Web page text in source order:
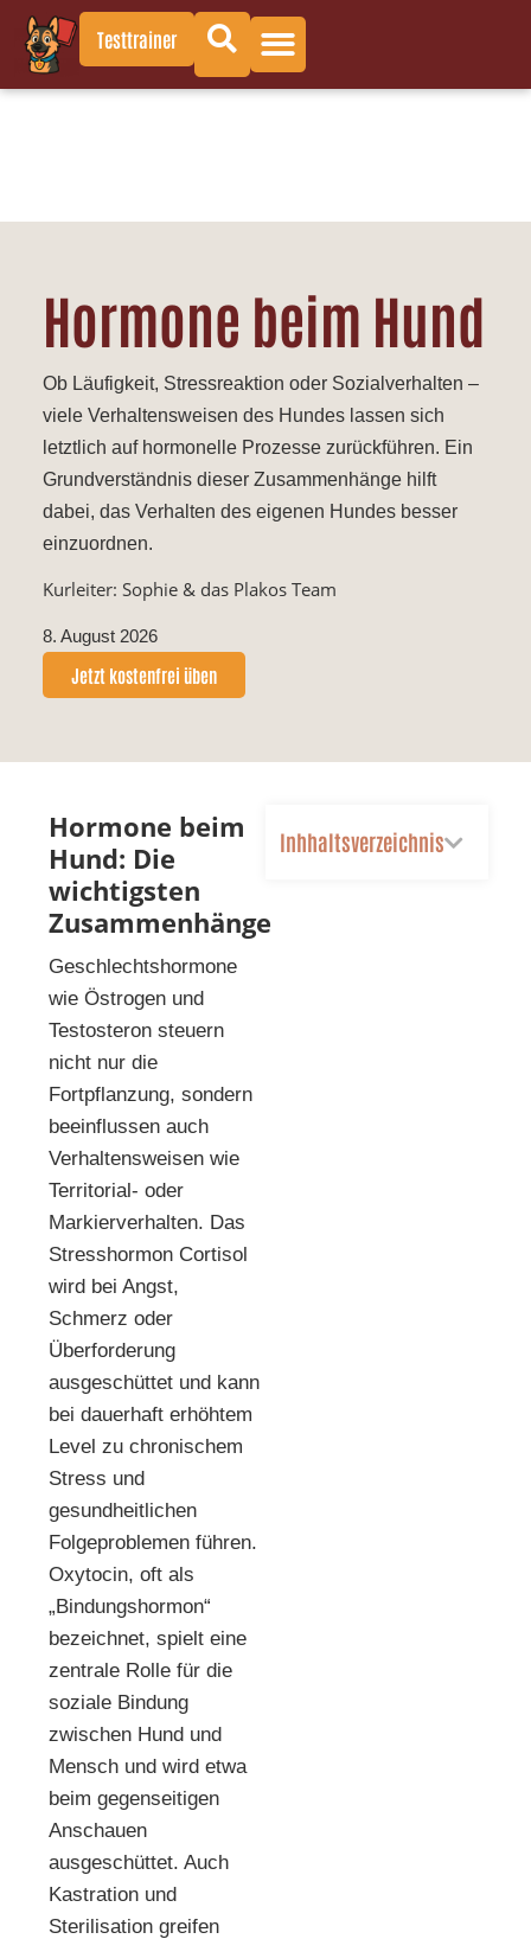
Testtrainer
Hormone beim Hund
Ob Läufigkeit, Stressreaktion oder Sozialverhalten –
viele Verhaltensweisen des Hundes lassen sich
letztlich auf hormonelle Prozesse zurückführen. Ein
Grundverständnis dieser Zusammenhänge hilft
dabei, das Verhalten des eigenen Hundes besser
einzuordnen.
Kurleiter: Sophie & das Plakos Team
8. August 2026
Jetzt kostenfrei üben
Hormone beim
Hund: Die
wichtigsten
Zusammenhänge
Geschlechtshormone
wie Östrogen und
Testosteron steuern
nicht nur die
Fortpflanzung, sondern
beeinflussen auch
Verhaltensweisen wie
Territorial- oder
Markierverhalten. Das
Stresshormon Cortisol
wird bei Angst,
Schmerz oder
Überforderung
ausgeschüttet und kann
bei dauerhaft erhöhtem
Level zu chronischem
Stress und
gesundheitlichen
Folgeproblemen führen.
Oxytocin, oft als
„Bindungshormon“
bezeichnet, spielt eine
zentrale Rolle für die
soziale Bindung
zwischen Hund und
Mensch und wird etwa
beim gegenseitigen
Anschauen
ausgeschüttet. Auch
Kastration und
Sterilisation greifen
Inhhaltsverzeichnis